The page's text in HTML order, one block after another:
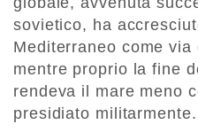
sovietico, ha
Mediterraneo come via
mentre proprio la fine
rendeva il mare meno
presidiato militarmente.